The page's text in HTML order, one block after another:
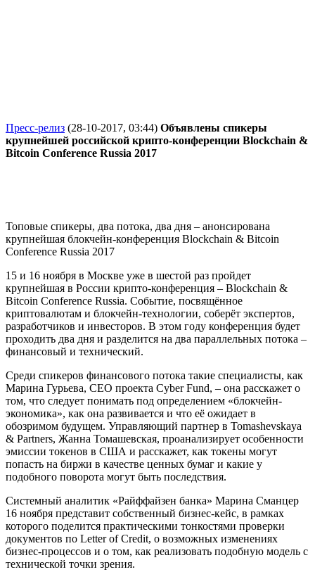
Пресс-релиз (28-10-2017, 03:44) Объявлены спикеры
крупнейшей российской крипто-конференции Blockchain &
Bitcoin Conference Russia 2017
Топовые спикеры, два потока, два дня – анонсирована
крупнейшая блокчейн-конференция Blockchain & Bitcoin
Conference Russia 2017
15 и 16 ноября в Москве уже в шестой раз пройдет
крупнейшая в России крипто-конференция – Blockchain &
Bitcoin Conference Russia. Событие, посвящённое
криптовалютам и блокчейн-технологии, соберёт экспертов,
разработчиков и инвесторов. В этом году конференция будет
проходить два дня и разделится на два параллельных потока –
финансовый и технический.
Среди спикеров финансового потока такие специалисты, как
Марина Гурьева, СЕО проекта Cyber Fund, – она расскажет о
том, что следует понимать под определением «блокчейн-
экономика», как она развивается и что её ожидает в
обозримом будущем. Управляющий партнер в Tomashevskaya
& Partners, Жанна Томашевская, проанализирует особенности
эмиссии токенов в США и расскажет, как токены могут
попасть на биржи в качестве ценных бумаг и какие у
подобного поворота могут быть последствия.
Системный аналитик «Райффайзен банка» Марина Сманцер
16 ноября представит собственный бизнес-кейс, в рамках
которого поделится практическими тонкостями проверки
документов по Letter of Credit, о возможных изменениях
бизнес-процессов и о том, как реализовать подобную модель с
технической точки зрения.